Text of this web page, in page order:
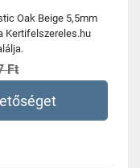
Oak Beige 5,5mm
Kertifelszereles.hu
Ft